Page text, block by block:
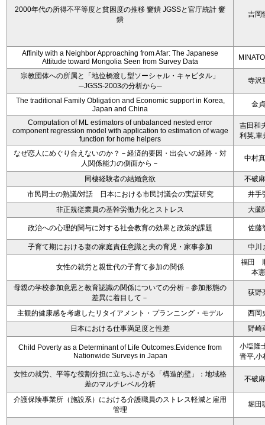
2000年代の所得不平等度と貧困度の推移 窶鐀 JGSSと官庁統計 窶
鐀
吉岡
Affinity with a Neighbor Approaching from Afar: The Japanese
Attitude toward Mongolia Seen from Survey Data
宗教団体への所属と「地位橋渡し型ソーシャル・キャピタル」
─JGSS-2003の分析から─
寺沢
The traditional Family Obligation and Economic support in Korea,
Japan and China
金
Computation of ML estimators of unbalanced nested error
component regression model with application to estimation of wage
function for home helpers
吉田和
利英,車
なぜ恋人にめぐり合えないのか？－経済的要因・出会いの経路・対
人関係能力の側面から－
中村
同棲経験者の結婚意欲
不破
市民同士の熟議/対話 日本における市民討議会の実証研究
井手
非正規従業員の基幹労働力化とストレス
大薗
政治への心理的関与に対する社会教育の効果と政策的課題 佐藤
子育て期における妻の家庭責任意識と夫の育児・家事参加 中川
女性の就労と親世代の子育て参加の関係
福田
本
母親の学校参加意思と教育認識の関係についての分析－参加形態の
差異に着目して－
荻野
主観的健康感を考慮したリタイアメント・プランニング・モデル
西岡
日本における仕事満足度と性差
野崎
Child Poverty as a Determinant of Life Outcomes:Evidence from
Nationwide Surveys in Japan
小塩隆
晋平,小
女性の就労、平等な役割分担に立ちふさがる「構造的壁」：地域格
差のマルチレベル分析
不破
介護保険事業所（施設系）における介護職員のストレス軽減と雇用
管理
堀田